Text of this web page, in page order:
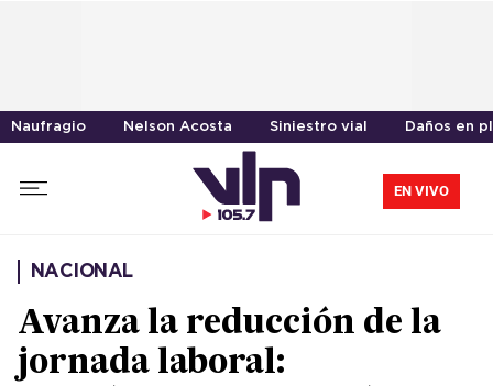
Naufragio Nelson Acosta Siniestro vial Daños en
EN VIVO
NACIONAL
Avanza la reducción de la
jornada laboral: